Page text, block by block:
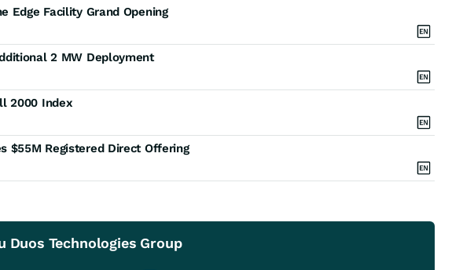
Edge Facility Grand Opening
2 MW Deployment
2000 Index
$55M Registered Direct Offering
Duos Technologies Group